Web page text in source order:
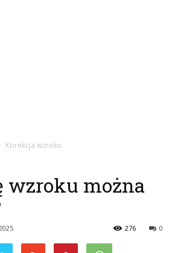
Korekcja wzroku
wzroku można
0
276